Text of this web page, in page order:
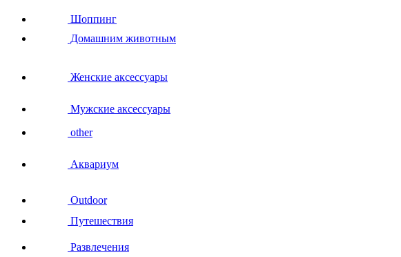
Шоппинг
Домашним животным
Женские аксессуары
Мужские аксессуары
other
Аквариум
Outdoor
Путешествия
Развлечения